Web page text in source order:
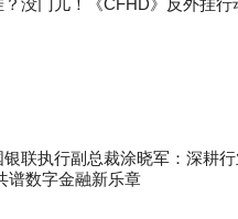
？没门儿！《CFHD》反外挂行
银联执行副总裁涂晓军：深耕
谱数字金融新乐章